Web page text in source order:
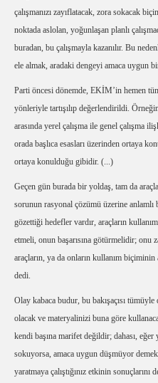
çalışmanızı zayıflatacak, zora sokacak
noktada aslolan, yoğunlaşan planlı
buradan, bu çalışmayla kazanılır. Bu
ele almak, aradaki dengeyi amaca uygun
Parti öncesi dönemde, EKİM’in hemen
yönleriyle tartışılıp değerlendirildi.
arasında yerel çalışma ile genel çalışma
orada başlıca esasları üzerinden ortaya
ortaya konulduğu gibidir. (...)
Geçen gün burada bir yoldaş, tam da
sorunun rasyonal çözümü üzerine
gözettiği hedefler vardır, araçların
etmeli, onun başarısına götürmelidir; onu
araçların, ya da onların kullanım
dedi.
Olay kabaca budur, bu bakışaçısı
olacak ve materyalinizi buna göre
kendi başına marifet değildir; dahası, eğer
sokuyorsa, amaca uygun düşmüyor
yaratmaya çalıştığınız etkinin sonuçlarını